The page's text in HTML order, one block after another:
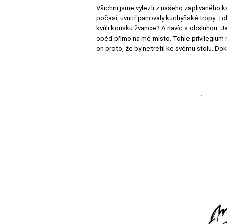
Všichni jsme vylezli z našeho zaplivaného
počasí, uvnitř panovaly kuchyňské tropy.
kvůli kousku žvance? A navíc s obsluhou.
oběd přímo na mé místo. Tohle
on proto, že by netrefil ke svému stolu.